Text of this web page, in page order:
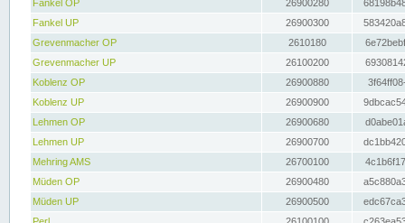
Fankel OP
26900280
Fankel UP
26900300
Grevenmacher OP
2610180
Grevenmacher UP
26100200
Koblenz OP
26900880
Koblenz UP
26900900
Lehmen OP
26900680
Lehmen UP
26900700
Mehring AMS
26700100
Müden OP
26900480
Müden UP
26900500